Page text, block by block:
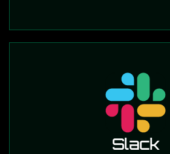
zukunftsfähig zu gestalten.
Betrieb hilft VCE Solutions
Prozesse zu vereinfachen,
nutzen und eine stabile
Wachstum zu
Slack